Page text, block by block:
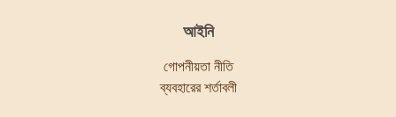
আইনি
গোপনীয়তা নীতি
ব্যবহারের শর্তাবলী